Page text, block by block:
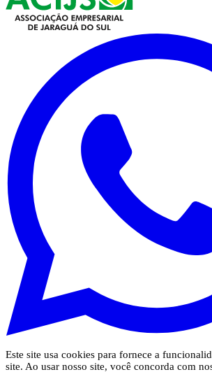
Este site usa cookies para fornece a
site. Ao usar nosso site, você concorda com